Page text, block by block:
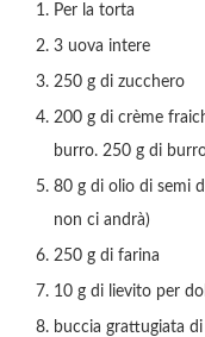
Per la torta
3 uova intere
250 g di zucchero
200 g di crème
burro. 250 g di
80 g di olio di semi
non ci andrà)
250 g di farina
10 g di lievito per
buccia grattugiata